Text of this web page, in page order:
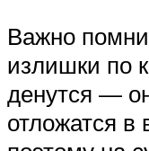
Важно
излишки по
денутся —
отложатся в